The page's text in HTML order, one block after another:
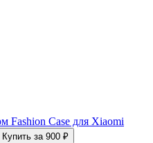
Fashion Case для Xiaomi
Купить за 900 ₽